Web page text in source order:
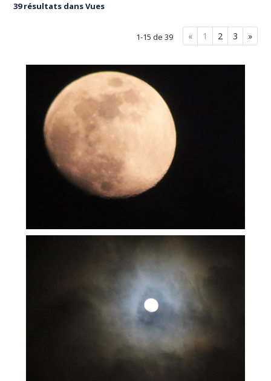
39 résultats dans Vues
1-15 de 39 « 1 2 3 »